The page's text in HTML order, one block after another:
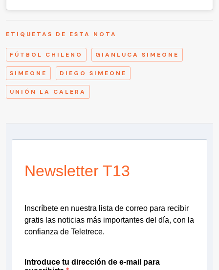
ETIQUETAS DE ESTA NOTA
FÚTBOL CHILENO GIANLUCA SIMEONE
SIMEONE DIEGO SIMEONE
UNIÓN LA CALERA
Newsletter T13
Inscríbete en nuestra lista de correo para recibir
gratis las noticias más importantes del día, con la
confianza de Teletrece.
Introduce tu dirección de e-mail para